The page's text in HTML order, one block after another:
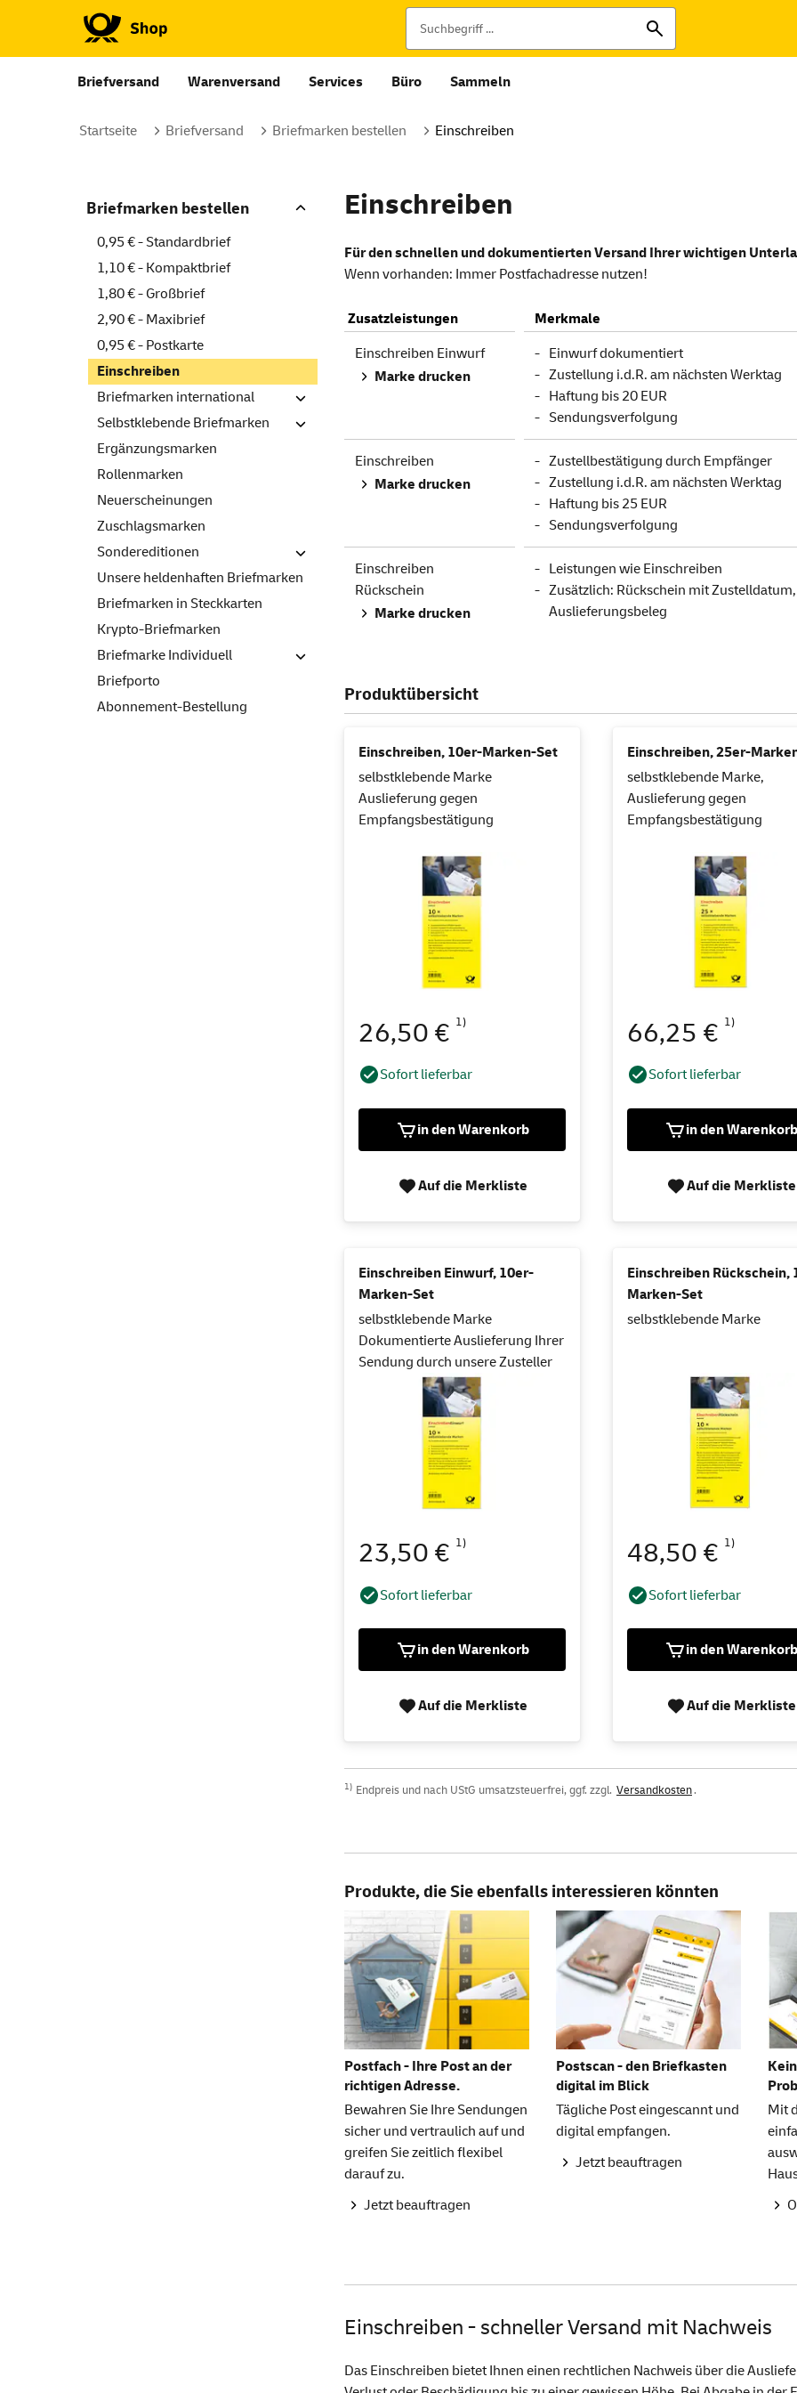
Briefversand Warenversand Services Büro Sammeln
Startseite Briefversand Briefmarken bestellen Einschreiben
Briefmarken bestellen
0,95 € - Standardbrief
1,10 € - Kompaktbrief
1,80 € - Großbrief
2,90 € - Maxibrief
0,95 € - Postkarte
Einschreiben
Briefmarken international
Selbstklebende Briefmarken
Ergänzungsmarken
Rollenmarken
Neuerscheinungen
Zuschlagsmarken
Sondereditionen
Unsere heldenhaften Briefmarken
Briefmarken in Steckkarten
Krypto-Briefmarken
Briefmarke Individuell
Briefporto
Abonnement-Bestellung
Einschreiben
Für den schnellen und dokumentierten Versand Ihrer wichtigen
Wenn vorhanden: Immer Postfachadresse nutzen!
Zusatzleistungen
Merkmale
Einschreiben Einwurf
Marke drucken
Einwurf dokumentiert
Zustellung i.d.R. am nächsten Werktag
Haftung bis 20 EUR
Sendungsverfolgung
Einschreiben
Marke drucken
Zustellbestätigung durch Empfänger
Zustellung i.d.R. am nächsten Werktag
Haftung bis 25 EUR
Sendungsverfolgung
Einschreiben
Rückschein
Marke drucken
Leistungen wie Einschreiben
Zusätzlich: Rückschein mit
Auslieferungsbeleg
Produktübersicht
Einschreiben, 10er-Marken-Set
selbstklebende Marke
Auslieferung gegen
Empfangsbestätigung
26,50 € 1)
Sofort lieferbar
in den Warenkorb
Auf die Merkliste
Einschreiben, 25er-
selbstklebende Marke,
Auslieferung gegen
Empfangsbestätigung
66,25 € 1)
Sofort lieferbar
in den Warenkorb
Auf die Merkliste
Einschreiben Einwurf, 10er-
Marken-Set
selbstklebende Marke
Dokumentierte Auslieferung Ihrer
Sendung durch unsere Zusteller
23,50 € 1)
Sofort lieferbar
in den Warenkorb
Auf die Merkliste
Einschreiben Rückschein,
Marken-Set
selbstklebende Marke
48,50 € 1)
Sofort lieferbar
in den Warenkorb
Auf die Merkliste
1) Endpreis und nach UStG umsatzsteuerfrei, ggf. zzgl. Versandkosten.
Produkte, die Sie ebenfalls interessieren könnten
Postfach - Ihre Post an der
richtigen Adresse.
Bewahren Sie Ihre Sendungen
sicher und vertraulich auf und
greifen Sie zeitlich flexibel
darauf zu.
Jetzt beauftragen
Postscan - den Briefkasten
digital im Blick
Tägliche Post eingescannt und
digital empfangen.
Jetzt beauftragen
Mit
Einschreiben - schneller Versand mit Nachweis
Das Einschreiben bietet Ihnen einen rechtlichen Nachweis über die